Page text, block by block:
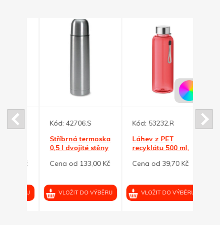
Kód:42706.S
Stříbrná termoska
0,5 l dvojité stěny
Cena od 133,00 Kč
VLOŽIT DO VÝBĚRU
Kód:53232.R
Láhev z PET
recyklátu 500 ml,
Cena od 39,70 Kč
VLOŽIT DO VÝBĚRU
Kód: